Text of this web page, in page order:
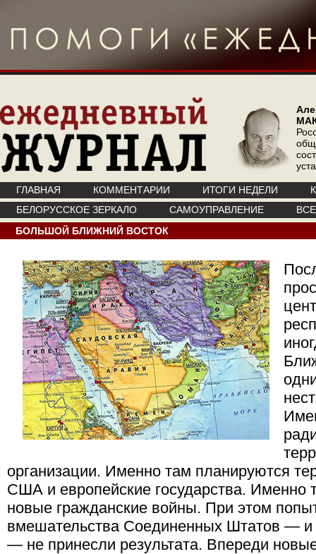
ГЛАВНАЯ КОММЕНТАРИИ ИТОГИ НЕДЕЛИ
БЕЛОРУССКОЕ ЗЕРКАЛО
САМОУПРАВЛЕНИЕ
БОЛЬШОЙ БЛИЖНИЙ ВОСТОК
организации. Именно там планируются
США и европейские государства. Именно
новые гражданские войны. При этом
вмешательства Соединенных Штатов — и
— не принесли результата. Впереди